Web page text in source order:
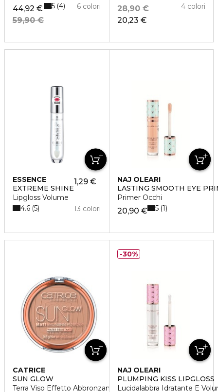
44,92 €
59,90 €
6 colori
5 4
20,23 €
28,90 € 4 colori
ESSENCE
EXTREME SHINE
Lipgloss Volume
1,29 €
13 colori
4.6 5
NAJ OLEARI
LASTING SMOOTH EYE
Primer Occhi
20,90 € 5 1
CATRICE
SUN GLOW
Terra Viso Effetto Abbronzante e Opacizzante
NAJ OLEARI
PLUMPING KISS LIPGLOSS
Lucidalabbra Idratante E
30%